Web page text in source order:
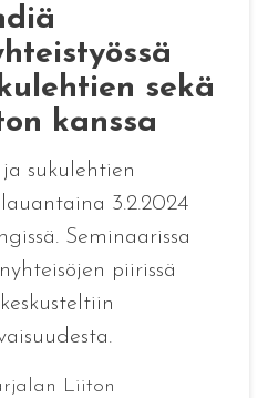
sekä
kanssa
sukulehtien
3.2.2024
Seminaarissa
piirissä
Liiton